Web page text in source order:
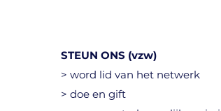
STEUN ONS (vzw)
> word lid van het netwerk
> doe en gift